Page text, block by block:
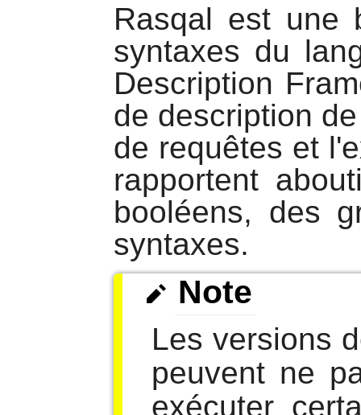
Rasqal est une
syntaxes du
Description
de description
de requêtes et
rapportent
booléens, des
syntaxes.
Note
Les versions
peuvent ne
exécuter